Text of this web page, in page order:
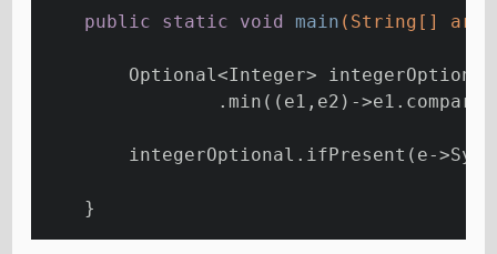
public static void main (String[]
Optional<Integer>
.min((e1,e2)-
integerOptional.ifPresent(e-
    }